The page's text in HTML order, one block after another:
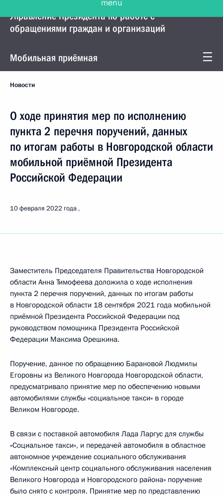
Управление Президента по работе с
обращениями граждан и организаций
Мобильная приёмная
Новости
О ходе принятия мер по исполнению
пункта 2 перечня поручений, данных
по итогам работы в Новгородской области
мобильной приёмной Президента
Российской Федерации
10 февраля 2022 года
Заместитель Председателя Правительства Новгородской
области Анна Тимофеева доложила о ходе исполнения
пункта 2 перечня поручений, данных по итогам работы
в Новгородской области 18 сентября 2021 года мобильной
приёмной Президента Российской Федерации под
руководством помощника Президента Российской
Федерации Максима Орешкина.
Поручение, данное по обращению Барановой Людмилы
Егоровны из Великого Новгорода Новгородской области,
предусматривало принятие мер по обеспечению новыми
автомобилями службы «социальное такси» в городе
Великом Новгороде.
В связи с поставкой автомобиля Лада Ларгус для службы
«Социальное такси», и передачей автомобиля в областное
автономное учреждение социального обслуживания
«Комплексный центр социального обслуживания населения
Великого Новгорода и Новгородского района» поручение
было снято с контроля. Принятие мер по представлению